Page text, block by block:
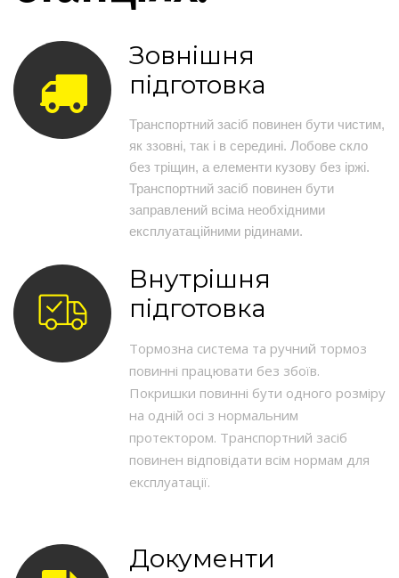
Зовнішня
підготовка
Транспортний засіб повинен бути чистим,
як ззовні, так і в середині. Лобове скло
без тріщин, а елементи кузову без іржі.
Транспортний засіб повинен бути
заправлений всіма необхідними
експлуатаційними рідинами.
Внутрішня
підготовка
Тормозна система та ручний тормоз
повинні працювати без збоїв.
Покришки повинні бути одного розміру
на одній осі з нормальним
протектором. Транспортний засіб
повинен відповідати всім нормам для
експлуатації.
Документи